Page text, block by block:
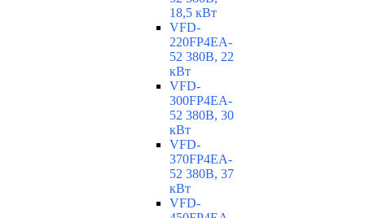
18,5 кВт
VFD-
220FP4EA-
52 380В, 22
кВт
VFD-
300FP4EA-
52 380В, 30
кВт
VFD-
370FP4EA-
52 380В, 37
кВт
VFD-